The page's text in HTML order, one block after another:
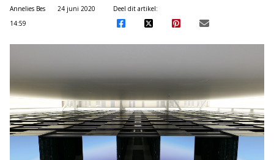
Annelies Bes
24 juni 2020
14:59
Deel dit artikel: